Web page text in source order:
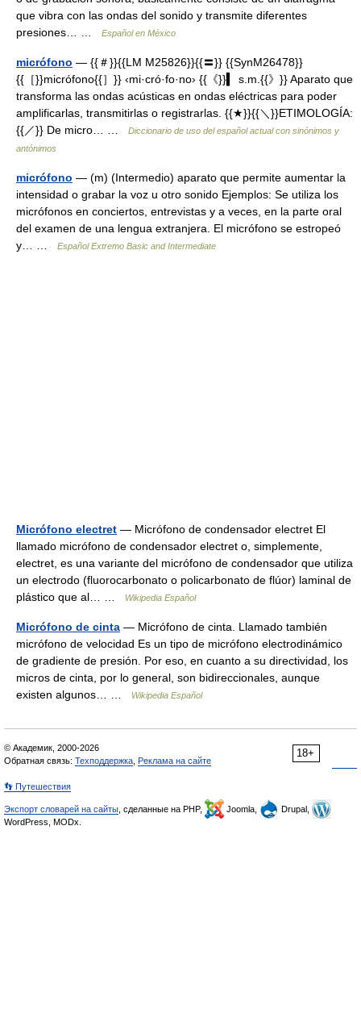
que vibra con las ondas del sonido y transmite diferentes
presiones… …
Español en México
micrófono — {{＃}}{{LM M25826}}{{〓}} {{SynM26478}}
{{［}}micrófono{{］}} ‹mi·cró·fo·no› {{《}}▍ s.m.{{》}} Aparato que
transforma las ondas acústicas en ondas eléctricas para poder
amplificarlas, transmitirlas o registrarlas. {{★}}{{＼}}ETIMOLOGÍA:
{{／}} De micro… …
Diccionario de uso del español actual con sinónimos y
antónimos
micrófono — (m) (Intermedio) aparato que permite aumentar la
intensidad o grabar la voz u otro sonido Ejemplos: Se utiliza los
micrófonos en conciertos, entrevistas y a veces, en la parte oral
del examen de una lengua extranjera. El micrófono se estropeó
y… …
Español Extremo Basic and Intermediate
Micrófono electret — Micrófono de condensador electret El
llamado micrófono de condensador electret o, simplemente,
electret, es una variante del micrófono de condensador que utiliza
un electrodo (fluorocarbonato o policarbonato de flúor) laminal de
plástico que al… …
Wikipedia Español
Micrófono de cinta — Micrófono de cinta. Llamado también
micrófono de velocidad Es un tipo de micrófono electrodinámico
de gradiente de presión. Por eso, en cuanto a su directividad, los
micros de cinta, por lo general, son bidireccionales, aunque
existen algunos… …
Wikipedia Español
18+
© Академик, 2000-2026
Обратная связь: Техподдержка Реклама на сайте
👣 Путешествия
Экспорт словарей на сайты , сделанные на PHP, Joomla,
Drupal,
WordPress, MODx.